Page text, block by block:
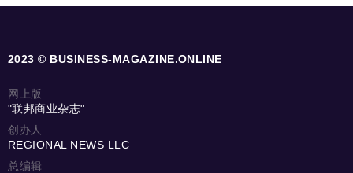
2023 © BUSINESS-MAGAZINE.ONLINE
网上版
"联邦商业杂志"
创办人
REGIONAL NEWS LLC
总编辑